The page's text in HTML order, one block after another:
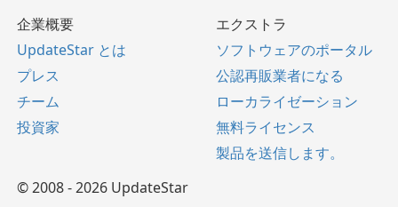
企業概要
UpdateStar とは
プレス
チーム
投資家
エクストラ
ソフトウェアのポータル
公認再販業者になる
ローカライゼーション
無料ライセンス
製品を送信します。
© 2008 - 2026 UpdateStar